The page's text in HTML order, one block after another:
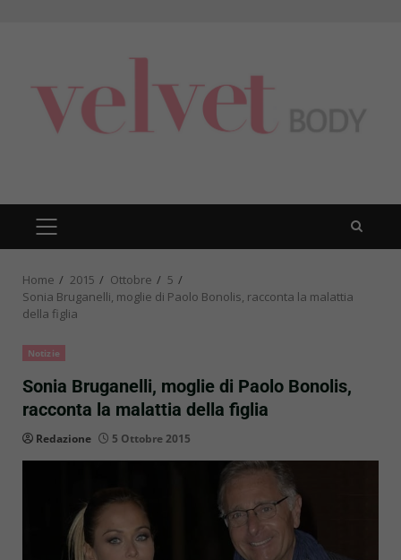
PRIMARY
MENU
Home 2015 Ottobre
5
Sonia Bruganelli, moglie di Paolo Bonolis, racconta la malattia
della figlia
Notizie
Sonia Bruganelli, moglie di Paolo Bonolis,
racconta la malattia della figlia
Redazione 5 Ottobre 2015